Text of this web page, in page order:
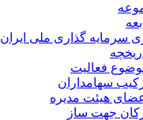
سرمایه گذاری ملی ایران
فعالیت
سهامداران
هیئت مدیره
جهت ساز